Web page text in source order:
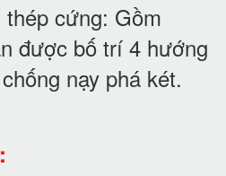
thép cứng: Gồm
được bố trí 4 hướng
nạy phá két.